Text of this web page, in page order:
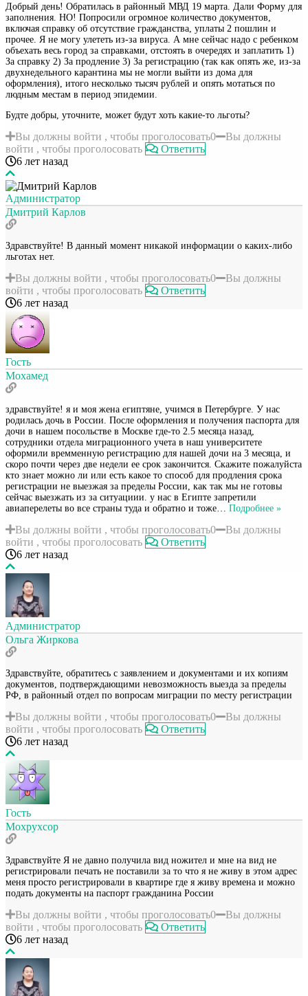
Добрый день! Обратилась в районный МВД 19 марта. Дали Форму для
заполнения. НО! Попросили огромное количество документов,
включая справку об отсутствие гражданства, уплаты 2 пошлин и
прочее. Я не могу улететь из-за вируса. А мне сейчас надо с ребенком
объехать весь город за справками, отстоять в очередях и заплатить 1)
За справку 2) За продление 3) За регистрацию (так как опять же, из-за
двухнедельного карантина мы не могли выйти из дома для
оформления), итого несколько тысяч рублей и опять мотаться по
людным местам в период эпидемии.
Будте добры, уточните, может будут хоть какие-то льготы?
Вы должны войти , чтобы проголосовать0
Вы должны
войти , чтобы проголосовать
Ответить
6 лет назад
Администратор
Дмитрий Карлов
Здравствуйте! В данный момент никакой информации о каких-либо
льготах нет.
Вы должны войти , чтобы проголосовать0
Вы должны
войти , чтобы проголосовать
Ответить
6 лет назад
Гость
Мохамед
здравствуйте! я и моя жена египтяне, учимся в Петербурге. У нас
родилась дочь в России. После оформления и получения паспорта для
дочи в нашем посольстве в Москве где-то 2.5 месяца назад,
сотрудники отдела миграционного учета в наш университете
оформили времменную регистрацию для нашей дочи на 3 месяца, и
скоро почти через две недели ее срок закончится. Скажите пожалуйста
кто знает можно ли или есть какое то способ для продления срока
регистрации не выезжая за пределы России, как так мы не готовы
сейчас выезжать из за ситуациии. у нас в Египте запретили
авиаперелеты во все страны туда и обратно и тоже
Подробнее »
Вы должны войти , чтобы проголосовать0
Вы должны
войти , чтобы проголосовать
Ответить
6 лет назад
Администратор
Ольга Жиркова
Здравствуйте, обратитесь с заявлением и документами и их копиям
документов, подтверждающими невозможность выезда за пределы
РФ, в районный отдел по вопросам миграции по месту регистрации
Вы должны войти , чтобы проголосовать0
Вы должны
войти , чтобы проголосовать
Ответить
6 лет назад
Гость
Мохрухсор
Здравствуйте Я не давно получила вид ножител и мне на вид не
регистрировали печать не поставили за то что я не живу в этом адрес
меня просто регистрировали в квартире где я живу времена и можно
подать документы на паспорт гражданина России
Вы должны войти , чтобы проголосовать0
Вы должны
войти , чтобы проголосовать
Ответить
6 лет назад